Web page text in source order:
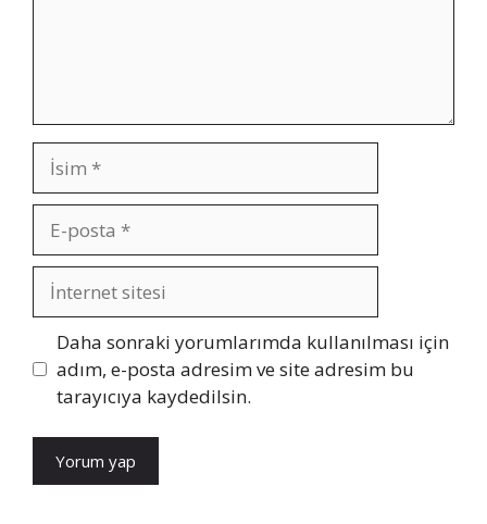
İsim
posta
İnternet
sitesi
Daha sonraki yorumlarımda kullanılması için
adım, e-posta adresim ve site adresim bu
tarayıcıya kaydedilsin.